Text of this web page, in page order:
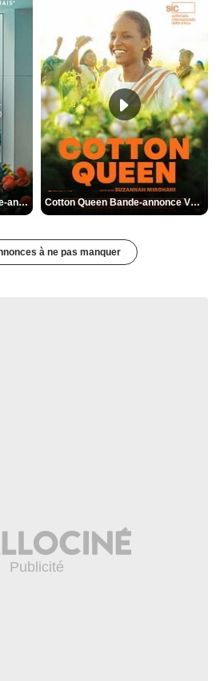
Des Fleurs pour Tokyo Bande-annonce VO STFR Cotton Queen Bande-annonce VO STFR
à ne pas manquer